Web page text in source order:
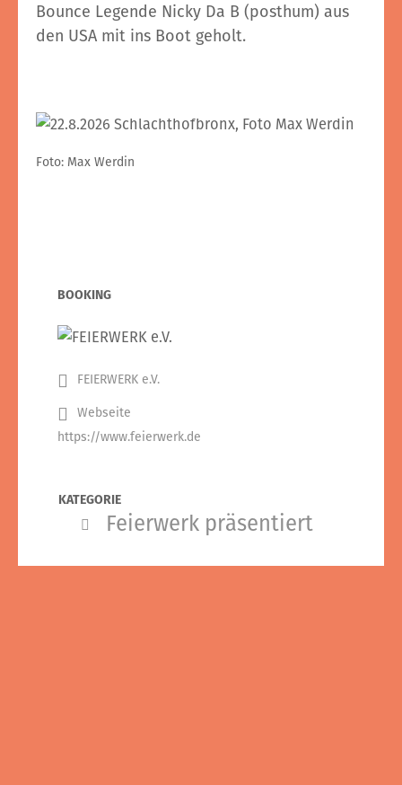
Bounce Legende Nicky Da B (posthum) aus
den USA mit ins Boot geholt.
Foto: Max Werdin
BOOKING
FEIERWERK e.V.
Webseite
https://www.feierwerk.de
KATEGORIE
Feierwerk präsentiert